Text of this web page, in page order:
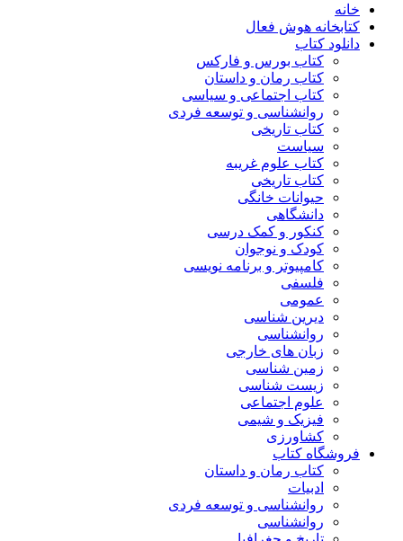
خانه
کتابخانه هوش فعال
دانلود کتاب
کتاب بورس و فارکس
کتاب رمان و داستان
کتاب اجتماعی و سیاسی
روانشناسی و توسعه فردی
کتاب تاریخی
سیاست
کتاب علوم غریبه
کتاب تاریخی
حیوانات خانگی
دانشگاهی
کنکور و کمک‌ درسی
کودک و نوجوان
کامپیوتر و برنامه نویسی
فلسفی
عمومی
دیرین شناسی
روانشناسی
زبان های خارجی
زمین شناسی
زیست شناسی
علوم اجتماعی
فیزیک و شیمی
کشاورزی
فروشگاه کتاب
کتاب رمان و داستان
ادبیات
روانشناسی و توسعه فردی
روانشناسی